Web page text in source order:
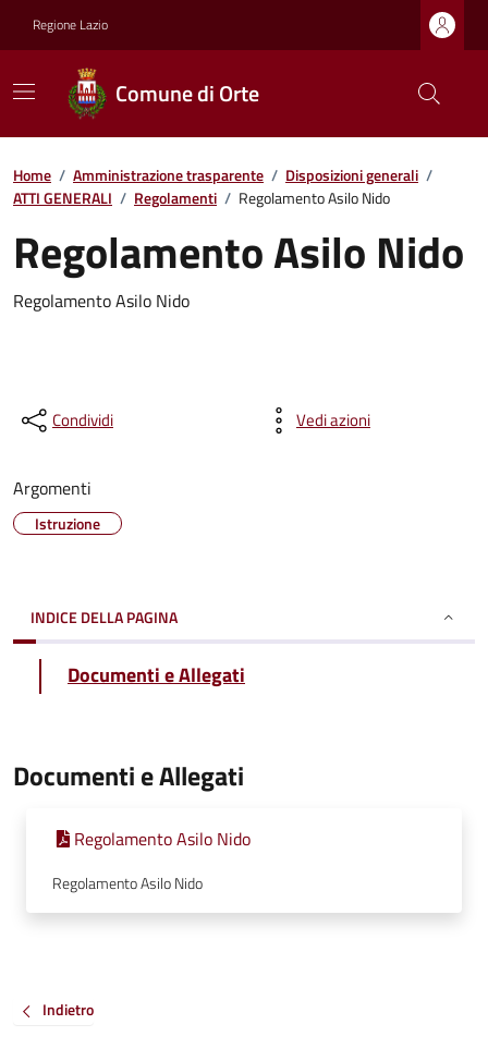
Regione Lazio
Comune di Orte
Home / Amministrazione trasparente / Disposizioni generali /
ATTI GENERALI / Regolamenti / Regolamento Asilo Nido
Regolamento Asilo Nido
Regolamento Asilo Nido
Condividi Vedi azioni
Argomenti
Istruzione
INDICE DELLA PAGINA
Documenti e Allegati
Documenti e Allegati
Regolamento Asilo Nido
Regolamento Asilo Nido
Indietro